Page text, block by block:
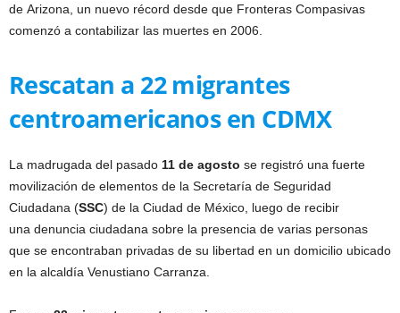
de Arizona, un nuevo récord desde que Fronteras Compasivas
comenzó a contabilizar las muertes en 2006.
Rescatan a 22 migrantes
centroamericanos en CDMX
La madrugada del pasado 11 de agosto se registró una fuerte
movilización de elementos de la Secretaría de Seguridad
Ciudadana (SSC) de la Ciudad de México, luego de recibir
una denuncia ciudadana sobre la presencia de varias personas
que se encontraban privadas de su libertad en un domicilio ubicado
en la alcaldía Venustiano Carranza.